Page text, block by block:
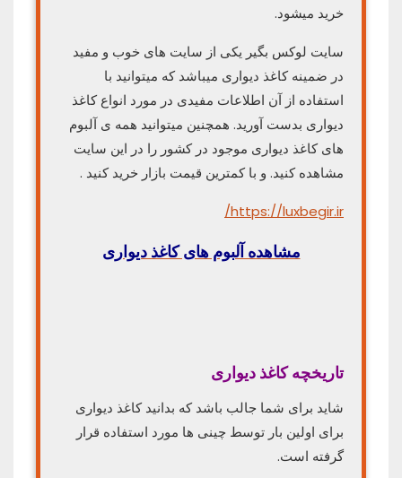
خرید میشود.
سایت لوکس بگیر یکی از سایت های خوب و مفید
در ضمینه کاغذ دیواری میباشد که میتوانید با
استفاده از آن اطلاعات مفیدی در مورد انواع کاغذ
دیواری بدست آورید. همچنین میتوانید همه ی آلبوم
های کاغذ دیواری موجود در کشور را در این سایت
مشاهده کنید. و با کمترین قیمت بازار خرید کنید .
https://luxbegir.ir/
مشاهده آلبوم های کاغذ دیواری
تاریخچه کاغذ دیواری
شاید برای شما جالب باشد که بدانید کاغذ دیواری
برای اولین بار توسط چینی ها مورد استفاده قرار
گرفته است.